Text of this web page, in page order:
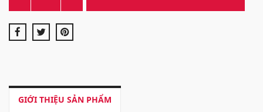
GIỚI THIỆU SẢN PHẨM